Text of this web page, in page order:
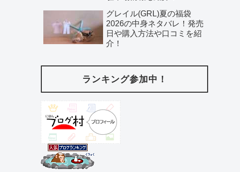
グレイル(GRL)夏の福袋
2026の中身ネタバレ！発売
日や購入方法や口コミを紹
介！
ランキング参加中！